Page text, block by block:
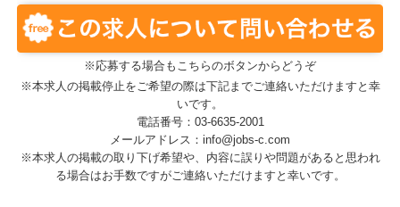
※応募する場合もこちらのボタンからどうぞ
※本求人の掲載停止をご希望の際は下記までご連絡いただけますと幸
いです。
電話番号：03-6635-2001
メールアドレス：info@jobs-c.com
※本求人の掲載の取り下げ希望や、内容に誤りや問題があると思われ
る場合はお手数ですがご連絡いただけますと幸いです。